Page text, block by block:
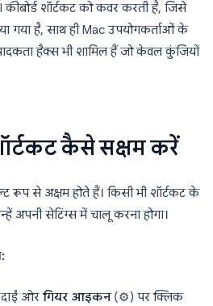
शॉर्टकट को कवर करती है, जिसे
गया है, साथ ही Mac उपयोगकर्ताओं के
हैक्स भी शामिल हैं जो केवल कुंजियों
कैसे सक्षम करें
रूप से अक्षम होते हैं। किसी भी शॉर्टकट के
सेटिंग्स में चालू करना होगा।
ओर गियर आइकन(⚙️) पर क्लिक